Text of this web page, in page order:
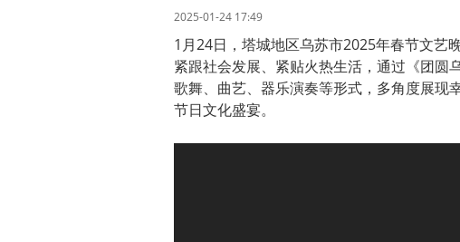
2025-01-24 17:49
1月24日，塔城地区乌苏市2025年春节文艺
紧跟社会发展、紧贴火热生活，通过《团圆
歌舞、曲艺、器乐演奏等形式，多角度展现
节日文化盛宴。